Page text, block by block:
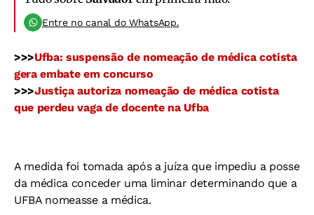
Entre no canal do WhatsApp.
>>>Ufba: suspensão de nomeação de médica cotista
gera embate em concurso
>>>Justiça autoriza nomeação de médica cotista
que perdeu vaga de docente na Ufba
A medida foi tomada após a juíza que impediu a posse
da médica conceder uma liminar determinando que a
UFBA nomeasse a médica.